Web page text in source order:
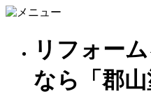
リフォー
なら「郡